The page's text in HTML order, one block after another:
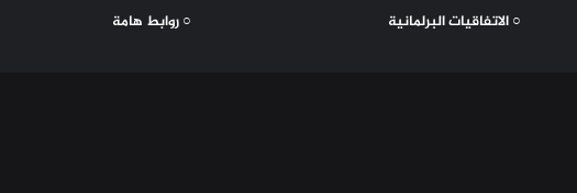
○ الاتفاقيات البرلمانية
○ روابط هامة